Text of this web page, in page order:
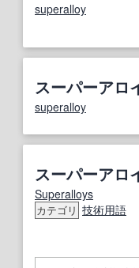
superalloy
スーパーアロ
superalloy
スーパーアロ
Superalloys
カテゴリ 技術用語